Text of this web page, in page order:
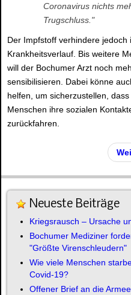
Coronavirus nichts
Trugschluss."
Der Impfstoff verhindere
Krankheitsverlauf. Bis weitere
will der Bochumer Arzt noch
sensibilisieren. Dabei könne
helfen, um sicherzustellen,
Menschen ihre sozialen
zurückfahren.
Neueste Beiträge
Kriegsrausch – Ursache
Bochumer Mediziner
"Größte Virenschleudern"
Wie viele Menschen
Covid-19?
Offener Brief an die Armee